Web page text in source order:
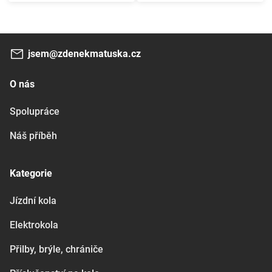
jsem@zdenekmatuska.cz
O nás
Spolupráce
Náš příběh
Kategorie
Jízdní kola
Elektrokola
Přilby, brýle, chrániče